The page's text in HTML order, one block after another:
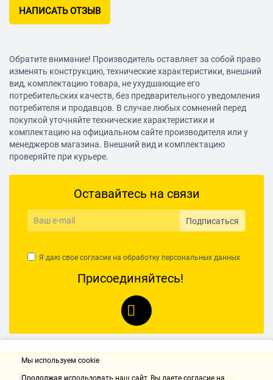
своих рецептов в
память
Автоматическое
поддержание заданной
температуры
нет
Прочее
Другие функции и
особенности
подсветка камеры,
Дверца
навесная
Открывание дверцы
кнопка
Цвет корпуса
белый
Гарантийный срок 12 мес.
НАПИСАТЬ ОТЗЫВ
Обратите внимание! Производитель оставляет за собой право
изменять конструкцию, технические характеристики, внешний
вид, комплектацию товара, не ухудшающие его
потребительских качеств, без предварительного уведомления
потребителя и продавцов. В случае любых сомнений перед
покупкой уточняйте технические характеристики и
комплектацию на официальном сайте производителя или у
менеджеров магазина. Внешний вид и комплектацию
проверяйте при курьере.
Оставайтесь на связи
Подписаться
Я даю свое согласие на обработку персональных данных
Присоединяйтесь!
Мы используем cookie
Продолжая использовать наш cайт, Вы даете согласие на